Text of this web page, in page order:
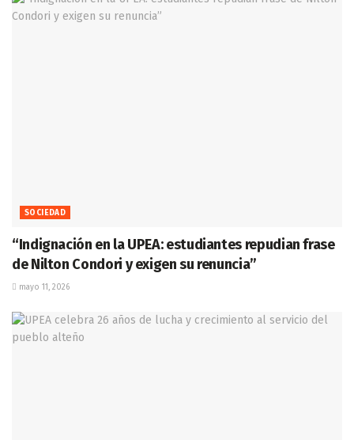
SOCIEDAD
“Indignación en la UPEA: estudiantes repudian frase
de Nilton Condori y exigen su renuncia”
mayo 11, 2026